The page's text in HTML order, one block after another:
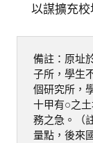
以謀擴充校
備註：原址
子所，學生
個研究所，
十甲有○之
務之急。（
量點，後來